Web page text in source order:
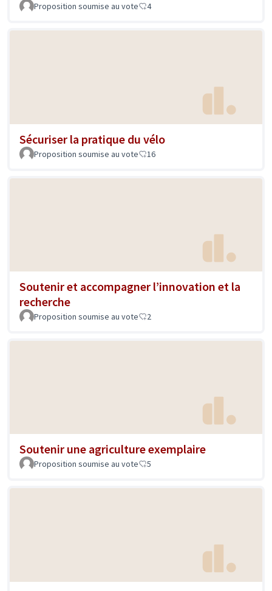
Proposition soumise au vote 4
Sécuriser la pratique du vélo
Proposition soumise au vote 16
Soutenir et accompagner l’innovation et la
recherche
Proposition soumise au vote 2
Soutenir une agriculture exemplaire
Proposition soumise au vote 5